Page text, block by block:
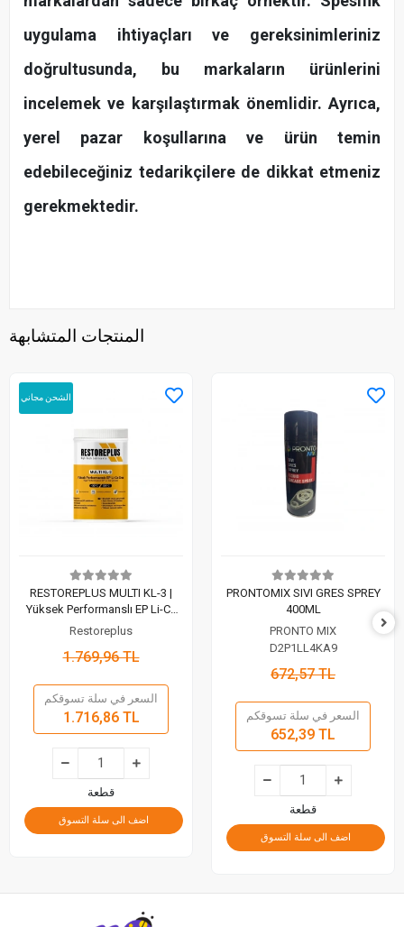
uygulama ihtiyaçları ve gereksinimleriniz
doğrultusunda, bu markaların ürünlerini
incelemek ve karşılaştırmak önemlidir. Ayrıca,
yerel pazar koşullarına ve ürün temin
edebileceğiniz tedarikçilere de dikkat etmeniz
gerekmektedir.
المنتجات المتشابهة
الشحن مجاني
RESTOREPLUS MULTI KL-3 |
Yüksek Performanslı EP Li-Ca
Gres (1 Kg)
Restoreplus
1.769,96 TL
السعر في سلة تسوقكم
1.716,86 TL
قطعة
اضف الى سلة التسوق
PRONTOMIX SIVI GRES SPREY
400ML
PRONTO MIX
D2P1LL4KA9
672,57 TL
السعر في سلة تسوقكم
652,39 TL
قطعة
اضف الى سلة التسوق